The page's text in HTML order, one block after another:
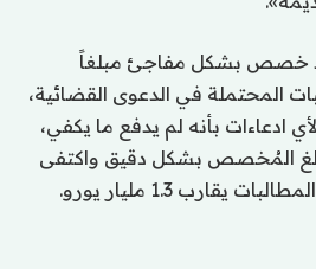
خصص بشكل مفاجئ مبلغاً
المحتملة في الدعوى القضائية،
ادعاءات بأنه لم يدفع ما يكفي،
المُخصص بشكل دقيق واكتفى
يقارب 1.3 مليار يورو.